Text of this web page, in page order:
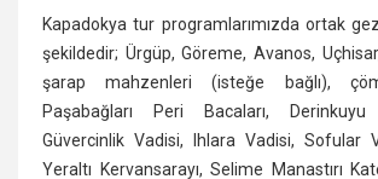
Kapadokya tur programlarımızda ortak
şekildedir; Ürgüp, Göreme, Avanos,
şarap mahzenleri (isteğe bağlı),
Paşabağları Peri Bacaları,
Güvercinlik Vadisi, Ihlara Vadisi, Sofular
Yeraltı Kervansarayı, Selime Manastırı